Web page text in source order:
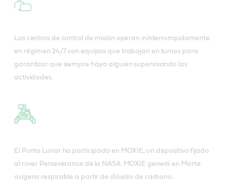
Los centros de control de misión operan ininterrumpidamente
en régimen 24/7 con equipos que trabajan en turnos para
garantizar que siempre haya alguien supervisando las
actividades.
El Punto Lunar ha participado en MOXIE, un dispositivo fijado
al rover Perseverance de la NASA. MOXIE generó en Marte
oxígeno respirable a partir de dióxido de carbono.